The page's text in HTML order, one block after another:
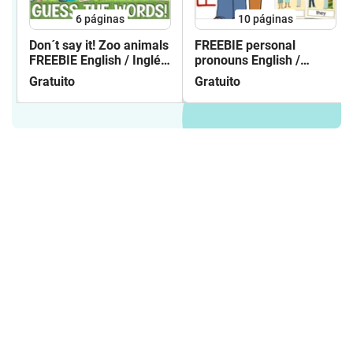
6páginas
Don´t say it! Zoo animals
FREEBIE English / Inglés
gratis
Gratuito
10páginas
FREEBIE personal
pronouns English /
Inglés flash cards
Gratuito